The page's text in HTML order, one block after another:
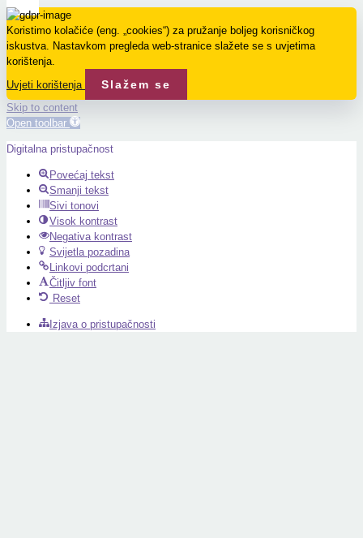
Koristimo kolačiće (eng. „cookies“) za pružanje boljeg korisničkog
iskustva. Nastavkom pregleda web-stranice slažete se s uvjetima
korištenja.
Uvjeti korištenja
Slažem se
Skip to content
Open toolbar
Digitalna pristupačnost
Povećaj tekst
Smanji tekst
Sivi tonovi
Visok kontrast
Negativa kontrast
Svijetla pozadina
Linkovi podcrtani
Čitljiv font
Reset
Izjava o pristupačnosti